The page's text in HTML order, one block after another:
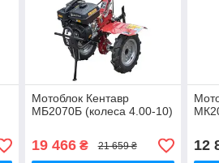
Мотоблок Кентавр
МБ2070Б (колеса 4.00-10)
19 466₴ 21 659 ₴ 12